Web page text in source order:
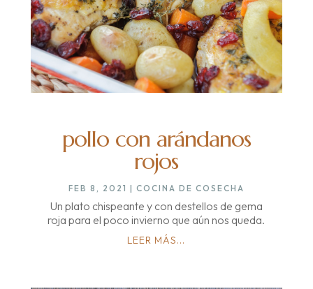
pollo con arándanos
rojos
FEB 8, 2021 | COCINA DE COSECHA
Un plato chispeante y con destellos de gema
roja para el poco invierno que aún nos queda.
LEER MÁS...